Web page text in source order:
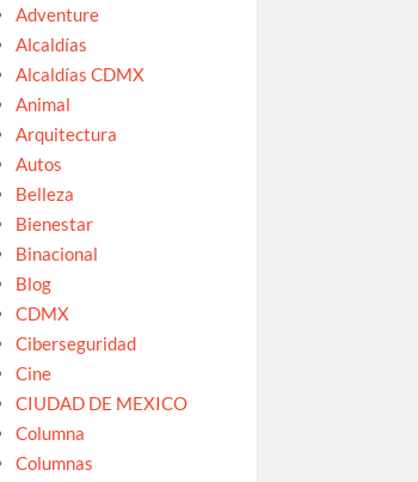
Adventure
Alcaldías
Alcaldías CDMX
Animal
Arquitectura
Autos
Belleza
Bienestar
Binacional
Blog
CDMX
Ciberseguridad
Cine
CIUDAD DE MEXICO
Columna
Columnas